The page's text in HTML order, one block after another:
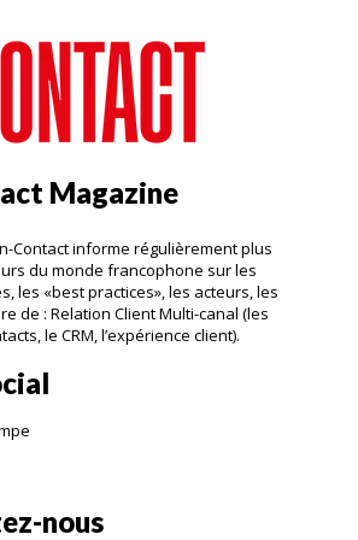
Magazine
Contact informe régulièrement plus
du monde francophone sur les
les «best practices», les acteurs, les
de : Relation Client Multi-canal (les
le CRM, l’expérience client).
nous